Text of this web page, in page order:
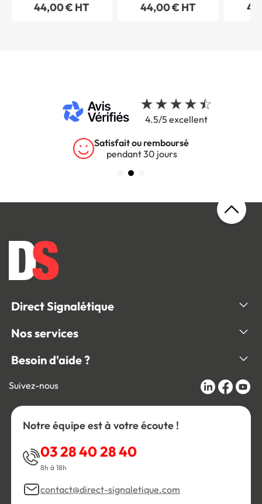
44,00 € HT 44,00 € HT
4.5/5 excellent
Satisfait ou remboursé
pendant 30 jours
Direct Signalétique
Nos services
Besoin d'aide ?
Suivez-nous
Notre équipe est à votre écoute !
03 28 40 28 40
8h à 18h
contact@direct-signaletique.com